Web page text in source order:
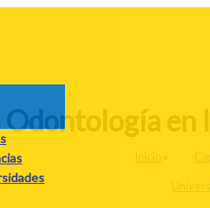
Odontología en
Inicio